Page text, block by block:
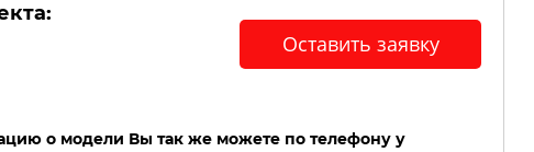
Оставить заявку
о модели Вы так же можете по телефону у